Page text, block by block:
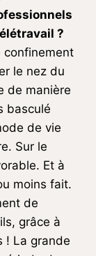
?
confinement
le nez du
de manière
basculé
de vie
Sur le
Et à
moins fait.
de
grâce à
! La grande